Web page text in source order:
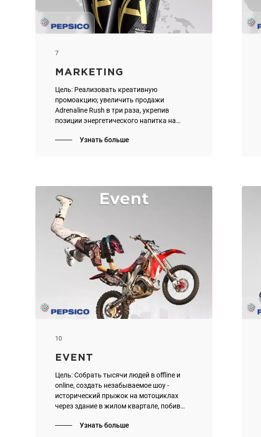
7
MARKETING
Цель: Реализовать креативную
промоакцию; увеличить продажи
Adrenaline Rush в три раза, укрепив
позиции энергетического напитка на
Узнать больше
10
EVENT
Цель: Собрать тысячи людей в offline и
online, создать незабываемое шоу -
исторический прыжок на мотоциклах
через здание в жилом квартале, побив
книгу Рекордов Гиннеса.
Узнать больше